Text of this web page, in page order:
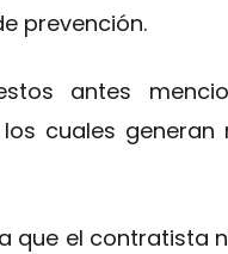
prevención.
antes
cuales
que el contratista